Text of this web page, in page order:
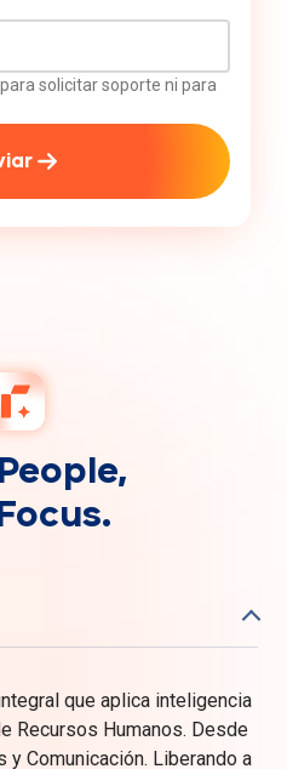
solicitar soporte ni para
que aplica inteligencia
Recursos Humanos. Desde
y Comunicación. Liberando a